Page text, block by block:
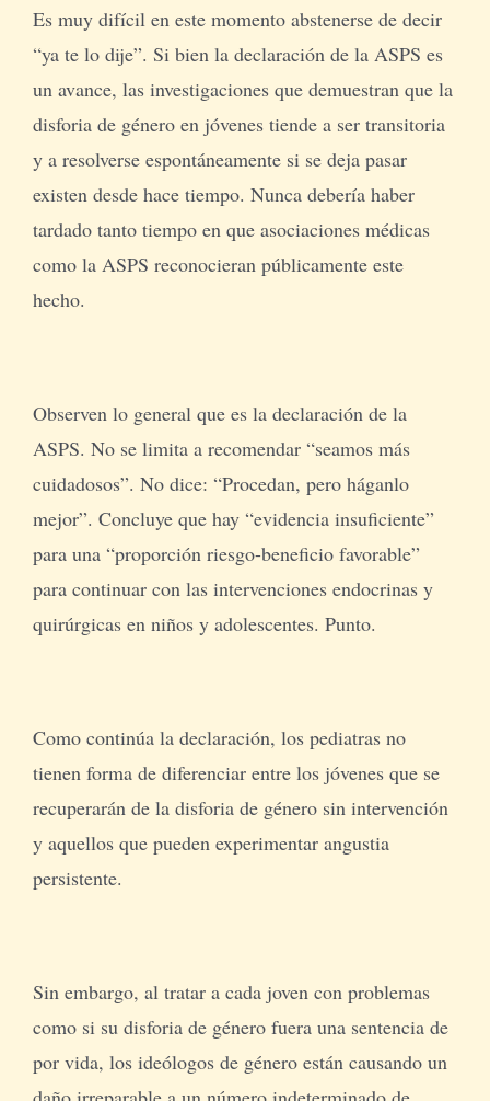
Es muy difícil en este momento abstenerse de decir
“ya te lo dije”. Si bien la declaración de la ASPS es
un avance, las investigaciones que demuestran que la
disforia de género en jóvenes tiende a ser transitoria
y a resolverse espontáneamente si se deja pasar
existen desde hace tiempo. Nunca debería haber
tardado tanto tiempo en que asociaciones médicas
como la ASPS reconocieran públicamente este
hecho.
Observen lo general que es la declaración de la
ASPS. No se limita a recomendar “seamos más
cuidadosos”. No dice: “Procedan, pero háganlo
mejor”. Concluye que hay “evidencia insuficiente”
para una “proporción riesgo-beneficio favorable”
para continuar con las intervenciones endocrinas y
quirúrgicas en niños y adolescentes. Punto.
Como continúa la declaración, los pediatras no
tienen forma de diferenciar entre los jóvenes que se
recuperarán de la disforia de género sin intervención
y aquellos que pueden experimentar angustia
persistente.
Sin embargo, al tratar a cada joven con problemas
como si su disforia de género fuera una sentencia de
por vida, los ideólogos de género están causando un